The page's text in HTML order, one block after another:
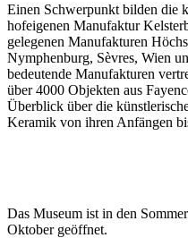
Einen Schwerpunkt bilden die
hofeigenen Manufaktur
gelegenen Manufakturen
Nymphenburg, Sèvres, Wien
bedeutende Manufakturen
über 4000 Objekten aus
Überblick über die
Keramik von ihren Anfängen
Das Museum ist in den
Oktober geöffnet.